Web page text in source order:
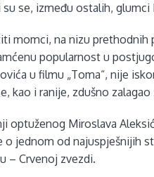
su se, između ostalih,
momci, na nizu prethodnih
popularnost u
u filmu „Toma“, nije
kao i ranije, zdušno
optuženog Miroslava
o jednom od najuspješnijih
– Crvenoj zvezdi.